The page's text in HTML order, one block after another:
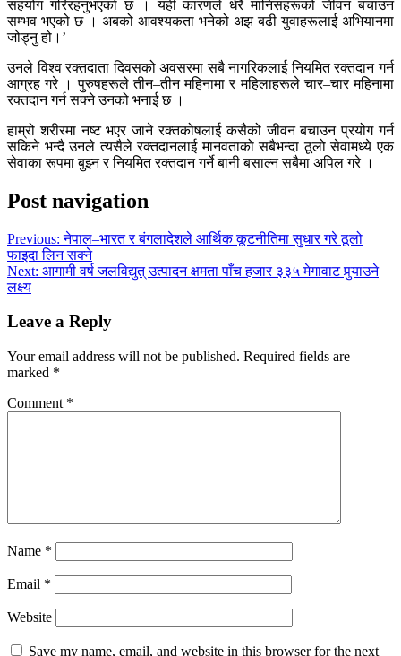
सहयोग गरिरहनुभएको छ । यही कारणले धेरै मानिसहरूको जीवन बचाउन
सम्भव भएको छ । अबको आवश्यकता भनेको अझ बढी युवाहरूलाई अभियानमा
जोड्नु हो।’
उनले विश्व रक्तदाता दिवसको अवसरमा सबै नागरिकलाई नियमित रक्तदान गर्न
आग्रह गरे । पुरुषहरूले तीन–तीन महिनामा र महिलाहरूले चार–चार महिनामा
रक्तदान गर्न सक्ने उनको भनाई छ ।
हाम्रो शरीरमा नष्ट भएर जाने रक्तकोषलाई कसैको जीवन बचाउन प्रयोग गर्न
सकिने भन्दै उनले त्यसैले रक्तदानलाई मानवताको सबैभन्दा ठूलो सेवामध्ये एक
सेवाका रूपमा बुझ्न र नियमित रक्तदान गर्ने बानी बसाल्न सबैमा अपिल गरे ।
Post navigation
Previous: नेपाल–भारत र बंगलादेशले आर्थिक कूटनीतिमा सुधार गरे ठूलो
फाइदा लिन सक्ने
Next: आगामी वर्ष जलविद्युत् उत्पादन क्षमता पाँच हजार ३३५ मेगावाट पुर्‍याउने
लक्ष्य
Leave a Reply
Your email address will not be published. Required fields are
marked *
Comment *
Name *
Email *
Website
Save my name, email, and website in this browser for the next